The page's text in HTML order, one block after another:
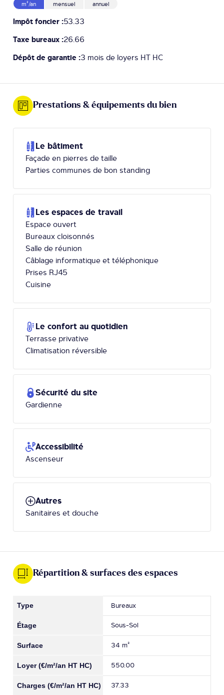
m²/an mensuel annuel
Impôt foncier :53.33
Taxe bureaux :26.66
Dépôt de garantie :3 mois de loyers HT HC
Prestations & équipements du bien
Le bâtiment
Façade en pierres de taille
Parties communes de bon standing
Les espaces de travail
Espace ouvert
Bureaux cloisonnés
Salle de réunion
Câblage informatique et téléphonique
Prises RJ45
Cuisine
Le confort au quotidien
Terrasse privative
Climatisation réversible
Sécurité du site
Gardienne
Accessibilité
Ascenseur
Autres
Sanitaires et douche
Répartition & surfaces des espaces
Bureaux
Sous-Sol
34 m²
550.00
37.33